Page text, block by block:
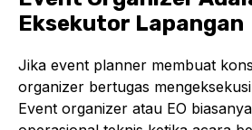
Eksekutor Lapangan
Jika event planner membuat
organizer bertugas
Event organizer atau EO